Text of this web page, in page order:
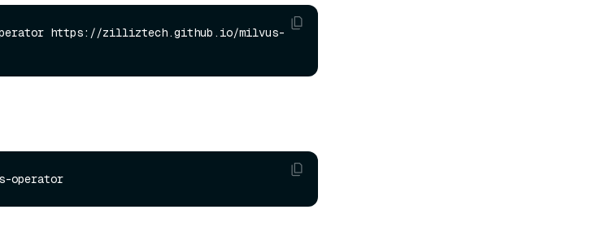
https://zilliztech.github.io/milvus-